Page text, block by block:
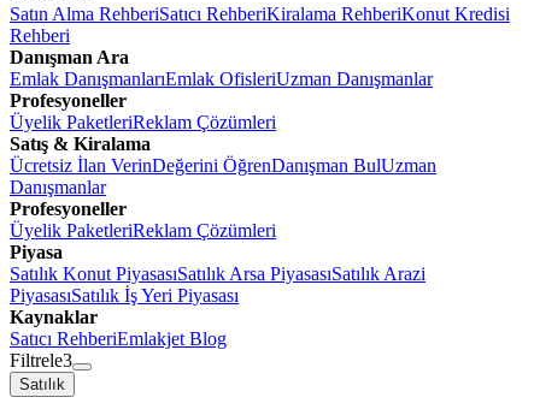
Satın Alma RehberiSatıcı RehberiKiralama RehberiKonut Kredisi
Rehberi
Danışman Ara
Emlak DanışmanlarıEmlak OfisleriUzman Danışmanlar
Profesyoneller
Üyelik PaketleriReklam Çözümleri
Satış & Kiralama
Ücretsiz İlan VerinDeğerini ÖğrenDanışman BulUzman
Danışmanlar
Profesyoneller
Üyelik PaketleriReklam Çözümleri
Piyasa
Satılık Konut PiyasasıSatılık Arsa PiyasasıSatılık Arazi
PiyasasıSatılık İş Yeri Piyasası
Kaynaklar
Satıcı RehberiEmlakjet Blog
Filtrele3
Satılık